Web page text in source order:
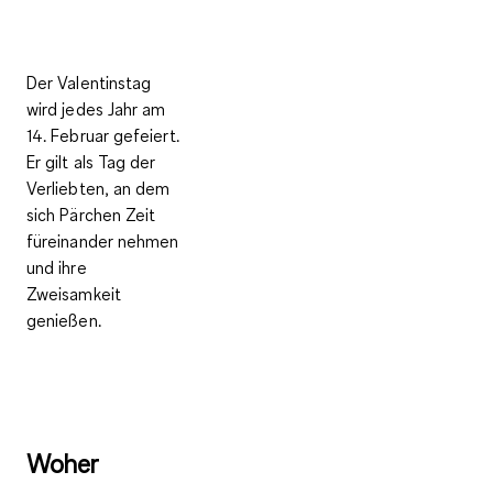
Der Valentinstag
wird jedes Jahr am
14. Februargefeiert.
Er gilt als Tag der
Verliebten, an dem
sich Pärchen Zeit
füreinander nehmen
und ihre
Zweisamkeit
genießen.
Woher